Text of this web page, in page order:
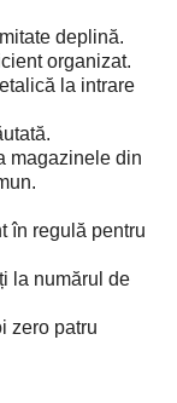
deplină.
organizat.
la intrare
magazinele din
în regulă pentru
la numărul de
zero patru